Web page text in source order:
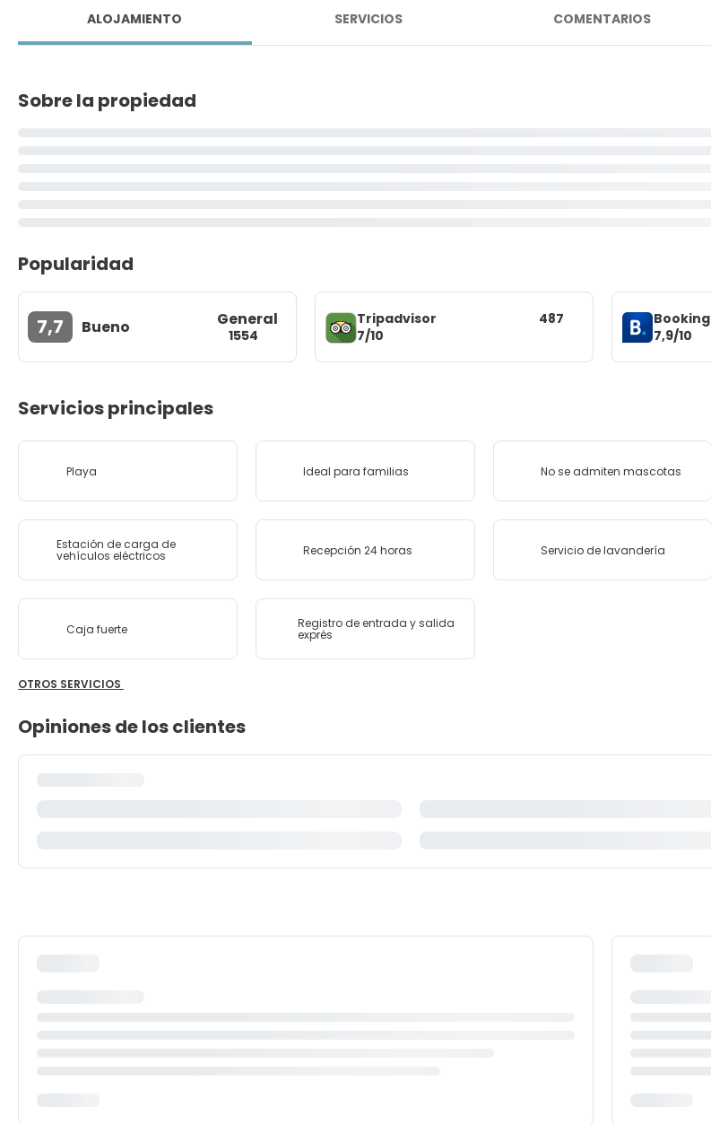
ALOJAMIENTO SERVICIOS COMENTARIOS
Sobre la propiedad
Popularidad
7,7 Bueno General
1554
Tripadvisor
7/10
487
Booking
7,9/10
Servicios principales
Playa Ideal para familias No se admiten mascotas
Estación de carga de
vehículos eléctricos Recepción 24 horas Servicio de lavandería
Caja fuerte Registro de entrada y salida
exprés
OTROS SERVICIOS
Opiniones de los clientes